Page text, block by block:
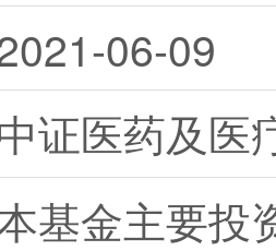
06-09
证医药及医
基金主要投